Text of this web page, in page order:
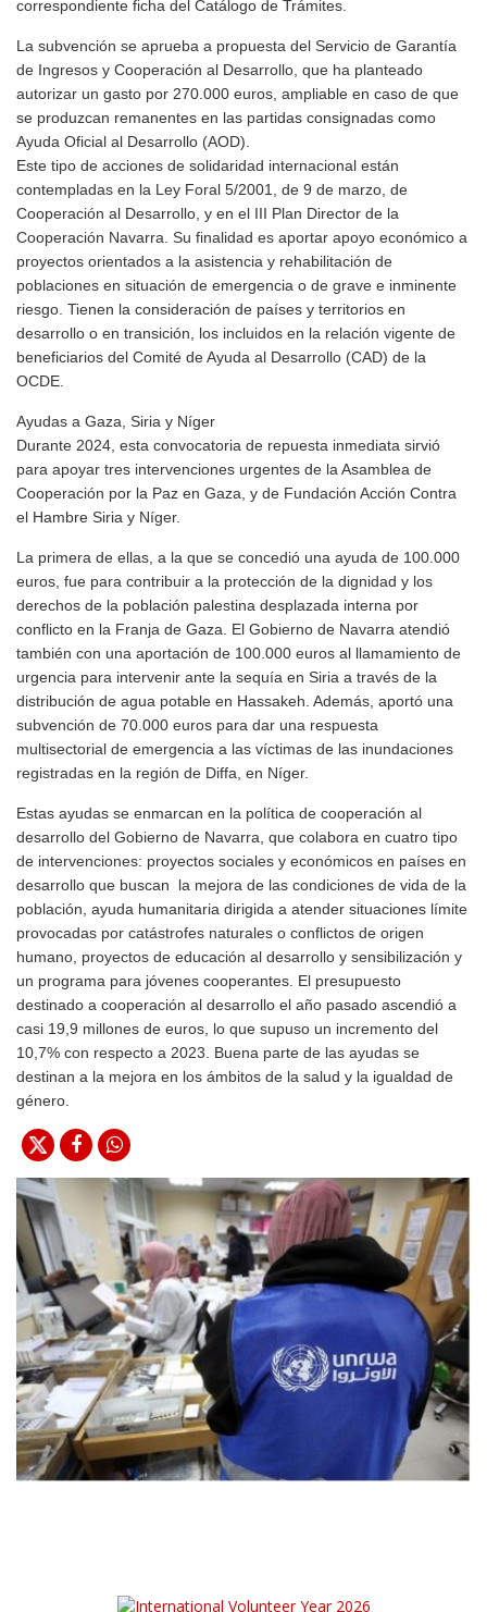
correspondiente ficha del Catálogo de Trámites.
La subvención se aprueba a propuesta del Servicio de Garantía
de Ingresos y Cooperación al Desarrollo, que ha planteado
autorizar un gasto por 270.000 euros, ampliable en caso de que
se produzcan remanentes en las partidas consignadas como
Ayuda Oficial al Desarrollo (AOD).
Este tipo de acciones de solidaridad internacional están
contempladas en la Ley Foral 5/2001, de 9 de marzo, de
Cooperación al Desarrollo, y en el III Plan Director de la
Cooperación Navarra. Su finalidad es aportar apoyo económico a
proyectos orientados a la asistencia y rehabilitación de
poblaciones en situación de emergencia o de grave e inminente
riesgo. Tienen la consideración de países y territorios en
desarrollo o en transición, los incluidos en la relación vigente de
beneficiarios del Comité de Ayuda al Desarrollo (CAD) de la
OCDE.
Ayudas a Gaza, Siria y Níger
Durante 2024, esta convocatoria de repuesta inmediata sirvió
para apoyar tres intervenciones urgentes de la Asamblea de
Cooperación por la Paz en Gaza, y de Fundación Acción Contra
el Hambre Siria y Níger.
La primera de ellas, a la que se concedió una ayuda de 100.000
euros, fue para contribuir a la protección de la dignidad y los
derechos de la población palestina desplazada interna por
conflicto en la Franja de Gaza. El Gobierno de Navarra atendió
también con una aportación de 100.000 euros al llamamiento de
urgencia para intervenir ante la sequía en Siria a través de la
distribución de agua potable en Hassakeh. Además, aportó una
subvención de 70.000 euros para dar una respuesta
multisectorial de emergencia a las víctimas de las inundaciones
registradas en la región de Diffa, en Níger.
Estas ayudas se enmarcan en la política de cooperación al
desarrollo del Gobierno de Navarra, que colabora en cuatro tipo
de intervenciones: proyectos sociales y económicos en países en
desarrollo que buscan la mejora de las condiciones de vida de la
población, ayuda humanitaria dirigida a atender situaciones límite
provocadas por catástrofes naturales o conflictos de origen
humano, proyectos de educación al desarrollo y sensibilización y
un programa para jóvenes cooperantes. El presupuesto
destinado a cooperación al desarrollo el año pasado ascendió a
casi 19,9 millones de euros, lo que supuso un incremento del
10,7% con respecto a 2023. Buena parte de las ayudas se
destinan a la mejora en los ámbitos de la salud y la igualdad de
género.